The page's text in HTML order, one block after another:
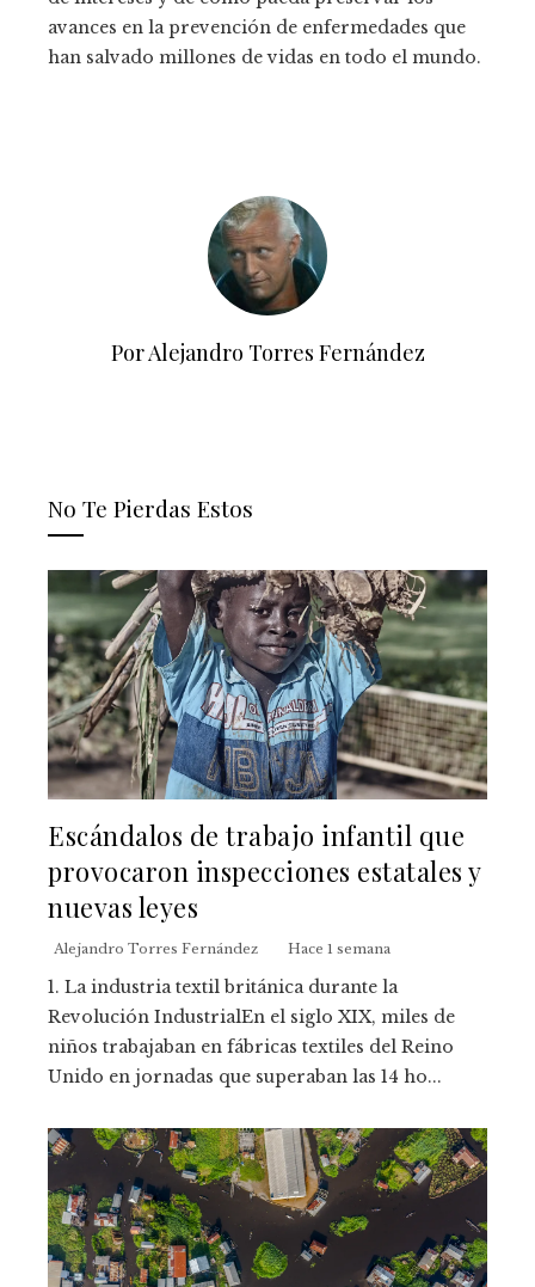
avances en la prevención de enfermedades que
han salvado millones de vidas en todo el mundo.
Por Alejandro Torres Fernández
No Te Pierdas Estos
Escándalos de trabajo infantil que
provocaron inspecciones estatales y
nuevas leyes
Alejandro Torres Fernández Hace 1 semana
1. La industria textil británica durante la
Revolución IndustrialEn el siglo XIX, miles de
niños trabajaban en fábricas textiles del Reino
Unido en jornadas que superaban las 14 ho...